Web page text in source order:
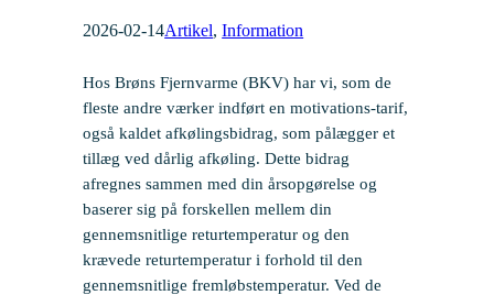
2026-02-14Artikel, Information
Hos Brøns Fjernvarme (BKV) har vi, som de
fleste andre værker indført en motivations-tarif,
også kaldet afkølingsbidrag, som pålægger et
tillæg ved dårlig afkøling. Dette bidrag
afregnes sammen med din årsopgørelse og
baserer sig på forskellen mellem din
gennemsnitlige returtemperatur og den
krævede returtemperatur i forhold til den
gennemsnitlige fremløbstemperatur. Ved de